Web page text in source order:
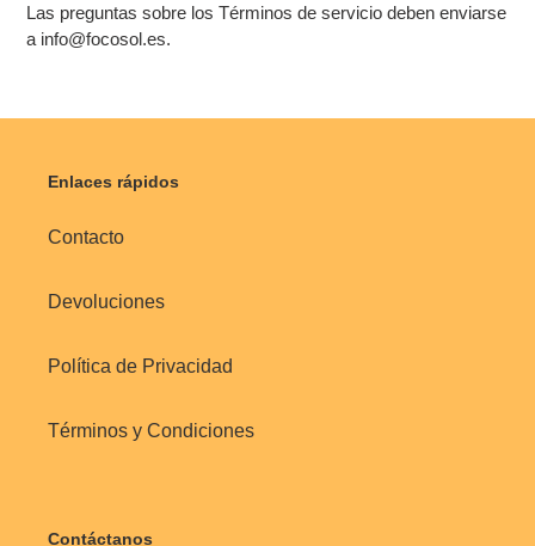
Las preguntas sobre los Términos de servicio deben enviarse
a info@focosol.es.
Enlaces rápidos
Contacto
Devoluciones
Política de Privacidad
Términos y Condiciones
Contáctanos